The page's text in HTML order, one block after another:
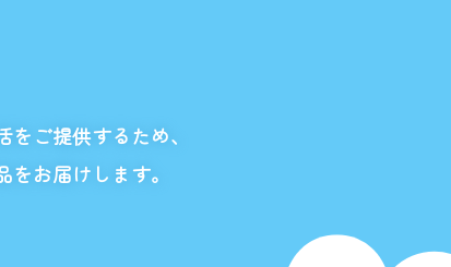
をご提供するため、
お届けします。